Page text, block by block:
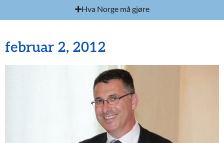
Hva Norge må gjøre
februar 2, 2012